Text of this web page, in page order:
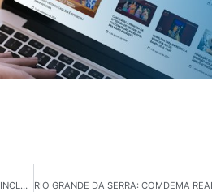
MAUÁ: CASA DO TRABALHADOR SEDIA ATENDIMENTO DO POLO DE EMPREGABILIDADE INCLUSIVA